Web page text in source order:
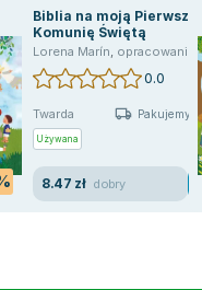
Biblia na moją Pierwszą
Komunię Świętą
Lorena Marín, opracowanie
0.0
Twarda Pakujemy
Używana
8.47 zł dobry